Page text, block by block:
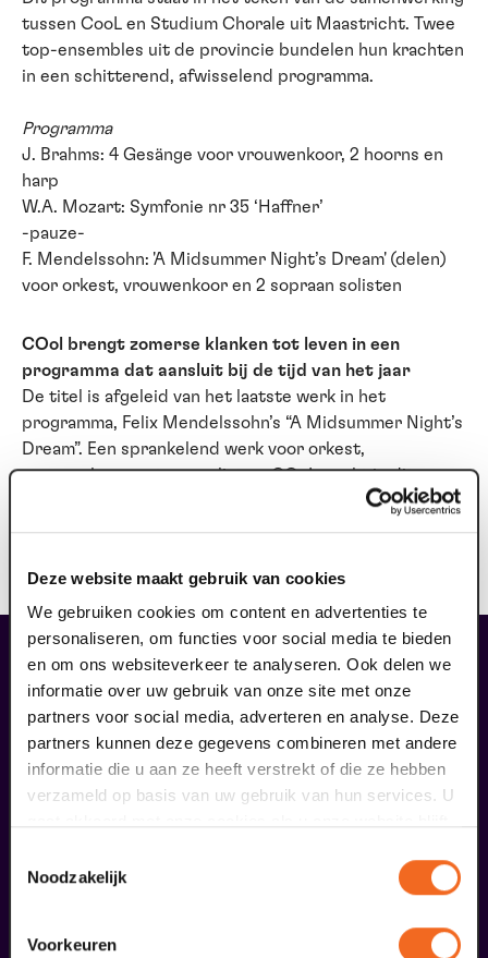
Deze website maakt gebruik van cookies
We gebruiken cookies om content en advertenties te
personaliseren, om functies voor social media te bieden
en om ons websiteverkeer te analyseren. Ook delen we
informatie over uw gebruik van onze site met onze
partners voor social media, adverteren en analyse. Deze
partners kunnen deze gegevens combineren met andere
informatie die u aan ze heeft verstrekt of die ze hebben
verzameld op basis van uw gebruik van hun services. U
Noodzakelijk
Voorkeuren
tussen CooL en Studium Chorale uit Maastricht. Twee
top-ensembles uit de provincie bundelen hun krachten
in een schitterend, afwisselend programma.
Programma
J. Brahms: 4 Gesänge voor vrouwenkoor, 2 hoorns en
harp
W.A. Mozart: Symfonie nr 35 ‘Haffner’
-pauze-
F. Mendelssohn: 'A Midsummer Night’s Dream' (delen)
voor orkest, vrouwenkoor en 2 sopraan solisten
COol brengt zomerse klanken tot leven in een
programma dat aansluit bij de tijd van het jaar
De titel is afgeleid van het laatste werk in het
programma, Felix Mendelssohn’s “A Midsummer Night’s
Dream”. Een sprankelend werk voor orkest,
vrouwenkoor en twee solisten. COoL werkt in dit
programma samen met het gerenommeerde koor
en Mendelssohn.”
liefhebbers bestelden ook...
29